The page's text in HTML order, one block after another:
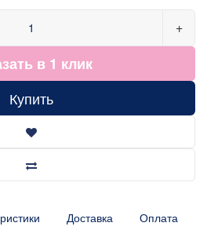
+
в 1 клик
Купить
Доставка Оплата